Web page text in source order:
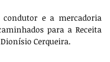
condutor e a mercadoria
para a Receita
Cerqueira.